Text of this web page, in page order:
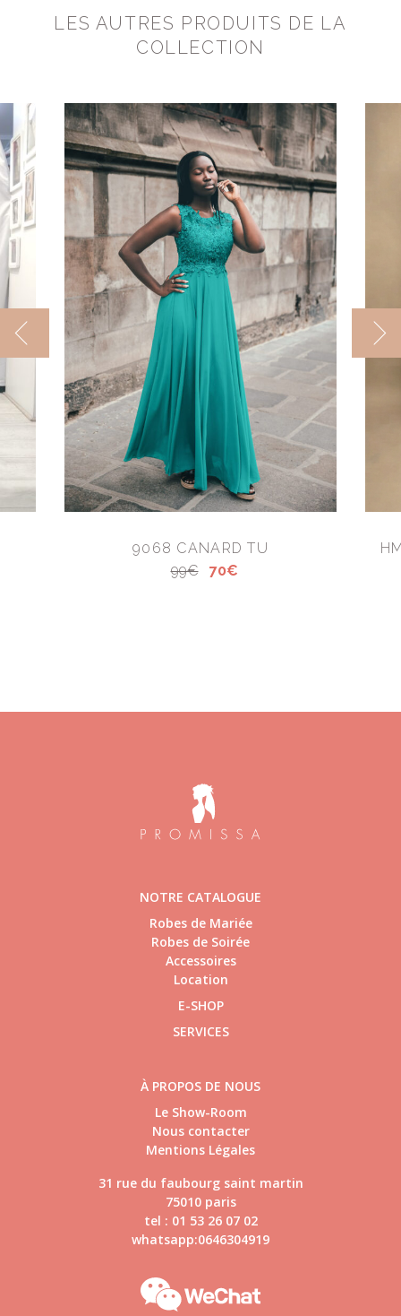
LES AUTRES PRODUITS DE LA
COLLECTION
9068 CANARD TU
99€
70€
NOTRE CATALOGUE
Robes de Mariée
Robes de Soirée
Accessoires
Location
E-SHOP
SERVICES
À PROPOS DE NOUS
Le Show-Room
Nous contacter
Mentions Légales
31 rue du faubourg saint martin
75010 paris
tel : 01 53 26 07 02
whatsapp:0646304919